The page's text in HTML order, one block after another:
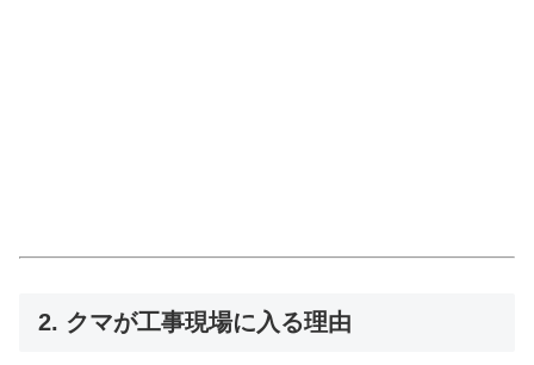
2. クマが工事現場に入る理由